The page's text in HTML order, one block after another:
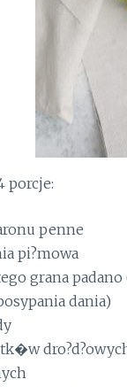
porcje:
penne
pi?mowa
grana padano
dania)